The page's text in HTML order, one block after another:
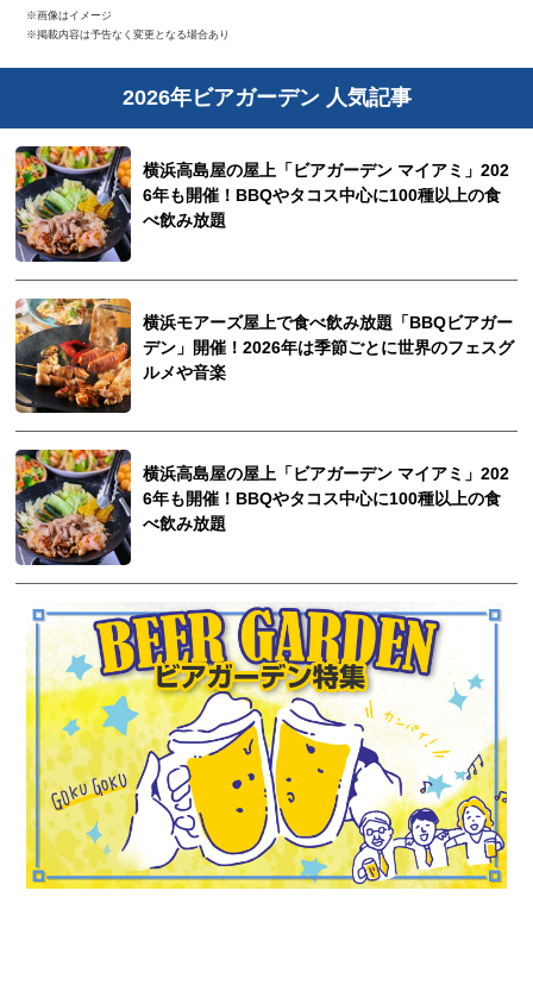
※画像はイメージ
※掲載内容は予告なく変更となる場合あり
2026年ビアガーデン 人気記事
横浜高島屋の屋上「ビアガーデン マイアミ」202
6年も開催！BBQやタコス中心に100種以上の食
べ飲み放題
横浜モアーズ屋上で食べ飲み放題「BBQビアガー
デン」開催！2026年は季節ごとに世界のフェスグ
ルメや音楽
横浜高島屋の屋上「ビアガーデン マイアミ」202
6年も開催！BBQやタコス中心に100種以上の食
べ飲み放題